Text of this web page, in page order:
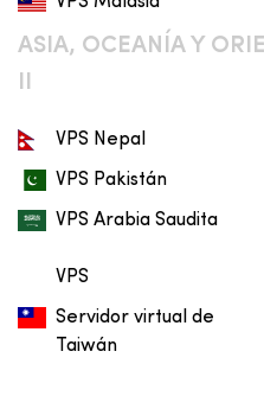
ASIA, OCEANÍA Y
II
VPS Nepal
VPS Pakistán
VPS Arabia Saudita
VPS
Servidor virtual de
Taiwán